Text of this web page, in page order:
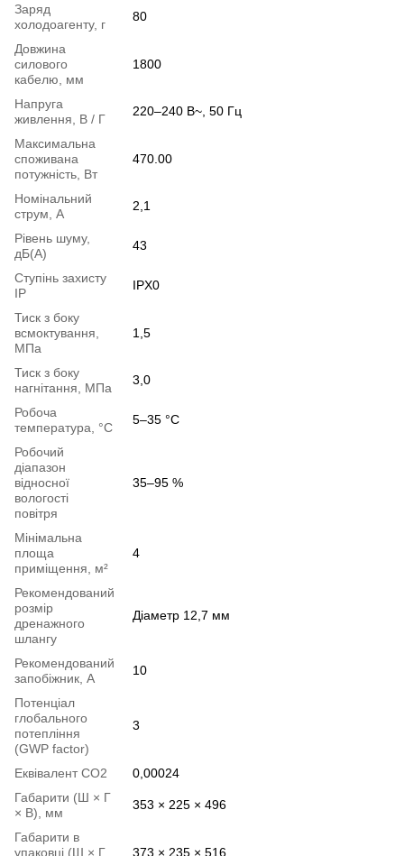
Заряд
холодоагенту, г
80
Довжина
силового
кабелю, мм
1800
Напруга
живлення, В / Г
220–240 В~, 50 Гц
Максимальна
споживана
потужність, Вт
470.00
Номінальний
струм, А
2,1
Рівень шуму,
дБ(А)
43
Ступінь захисту
IP
IPX0
Тиск з боку
всмоктування,
МПа
1,5
Тиск з боку
нагнітання, МПа
3,0
Робоча
температура, °С
5–35 °C
Робочий
діапазон
відносної
вологості
повітря
35–95 %
Мінімальна
площа
приміщення, м²
4
Рекомендований
розмір
дренажного
шлангу
Діаметр 12,7 мм
Рекомендований
запобіжник, А
10
Потенціал
глобального
потепління
(GWP factor)
3
Еквівалент СО2
0,00024
Габарити (Ш × Г
× В), мм
353 × 225 × 496
Габарити в
упаковці (Ш × Г
373 × 235 × 516